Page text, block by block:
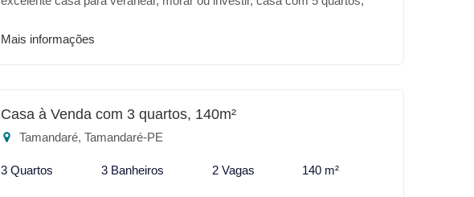
pavimento. A casa conta com dois lindos terraços, área de serviço e uma
Mais informações
Casa à Venda com 3 quartos, 140m²
Tamandaré, Tamandaré-PE
3 Quartos 3 Banheiros 2 Vagas 140 m²